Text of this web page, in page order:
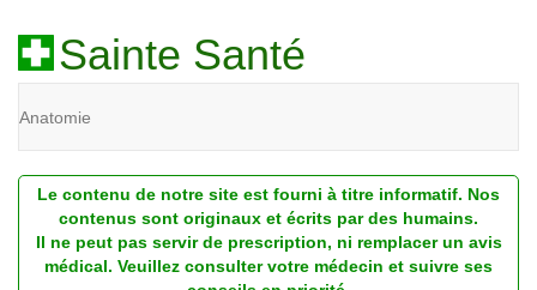
Sainte Santé
Anatomie
Diagnostic
Dossiers
Le contenu de notre site est fourni à titre informatif. Nos
contenus sont originaux et écrits par des humains.
Il ne peut pas servir de prescription, ni remplacer un avis
médical. Veuillez consulter votre médecin et suivre ses